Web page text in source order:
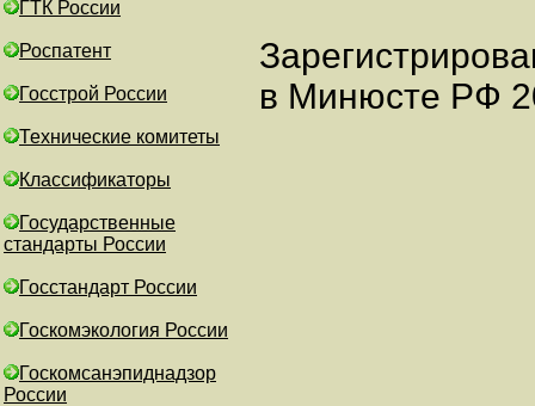
ГТК России
Роспатент
Госстрой России
Технические комитеты
Классификаторы
Государственные
стандарты России
Госстандарт России
Госкомэкология России
Госкомсанэпиднадзор
России
в Минюсте РФ